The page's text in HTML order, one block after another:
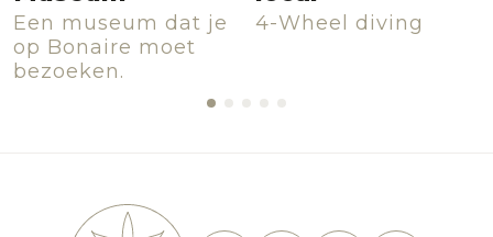
Een museum dat je
op Bonaire moet
bezoeken.
4-Wheel diving